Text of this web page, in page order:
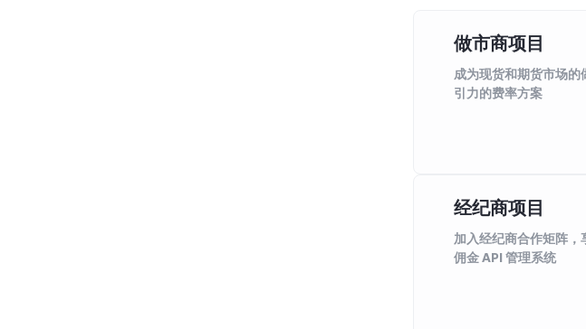
做市商项目
成为现货和期货市场的
引力的费率方案
经纪商项目
加入经纪商合作矩阵
佣金 API 管理系统